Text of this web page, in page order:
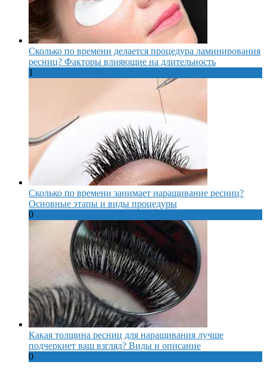
Сколько по времени делается процедура ламинирования
ресниц? Факторы влияющие на длительность
1
Сколько по времени занимает наращивание ресниц?
Основные этапы и виды процедуры
0
Какая толщина ресниц для наращивания лучше
подчеркнет ваш взгляд? Виды и описание
0